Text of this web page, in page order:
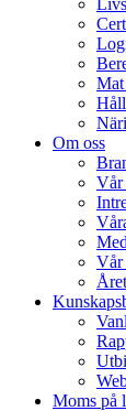
Mat
Om oss
Vår
Vår
Moms på